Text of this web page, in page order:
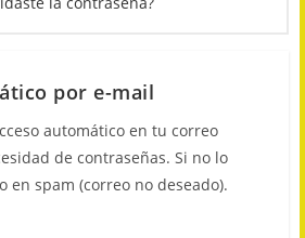
por e-mail
automático en tu correo
de contraseñas. Si no lo
en spam (correo no deseado).